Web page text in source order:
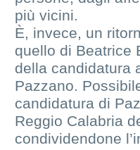
più vicini.
È, invece, un
quello di Beatrice
della candidatura
Pazzano.
candidatura di
Reggio Calabria
condividendone